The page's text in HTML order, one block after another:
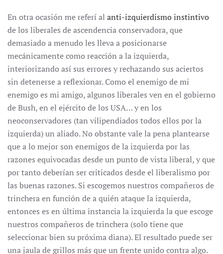
En otra ocasión me referí al anti-izquierdismo instintivo
de los liberales de ascendencia conservadora, que
demasiado a menudo les lleva a posicionarse
mecánicamente como reacción a la izquierda,
interiorizando así sus errores y rechazando sus aciertos
sin detenerse a reflexionar. Como el enemigo de mi
enemigo es mi amigo, algunos liberales ven en el gobierno
de Bush, en el ejército de los USA… y en los
neoconservadores (tan vilipendiados todos ellos por la
izquierda) un aliado. No obstante vale la pena plantearse
que a lo mejor son enemigos de la izquierda por las
razones equivocadas desde un punto de vista liberal, y que
por tanto deberían ser criticados desde el liberalismo por
las buenas razones. Si escogemos nuestros compañeros de
trinchera en función de a quién ataque la izquierda,
entonces es en última instancia la izquierda la que escoge
nuestros compañeros de trinchera (solo tiene que
seleccionar bien su próxima diana). El resultado puede ser
una jaula de grillos más que un frente unido contra algo.